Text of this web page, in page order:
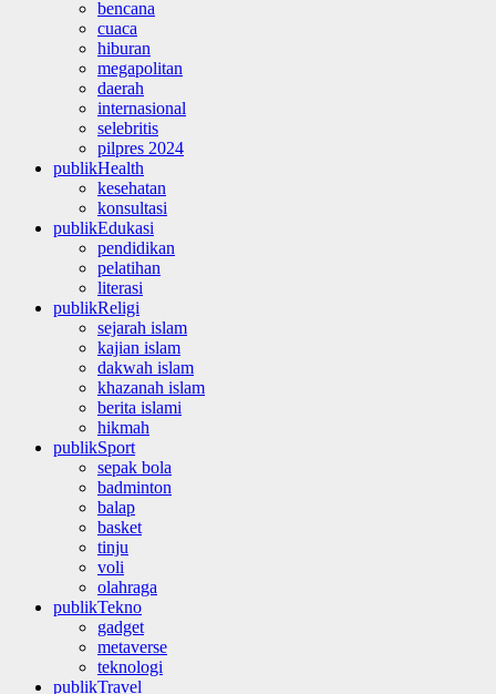
bencana
cuaca
hiburan
megapolitan
daerah
internasional
selebritis
pilpres 2024
publikHealth
kesehatan
konsultasi
publikEdukasi
pendidikan
pelatihan
literasi
publikReligi
sejarah islam
kajian islam
dakwah islam
khazanah islam
berita islami
hikmah
publikSport
sepak bola
badminton
balap
basket
tinju
voli
olahraga
publikTekno
gadget
metaverse
teknologi
publikTravel